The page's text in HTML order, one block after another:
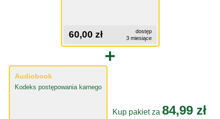
60,00 zł
dostęp
3 miesiące
+
Audiobook
Kodeks postępowania karnego
Kup pakiet za 84,99 zł